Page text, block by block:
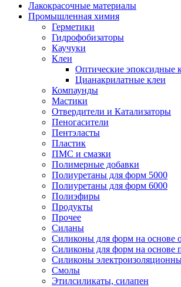
Лакокрасочные материалы
Промышленная химия
Герметики
Гидрофобизаторы
Каучуки
Клеи
Оптические
Цианакрилатные клеи
Компаунды
Мастики
Отвердители и Катализаторы
Пеногасители
Пентэласты
Пластик
ПМС и смазки
Полимерные добавки
Полиуретаны для форм 5000
Полиуретаны для форм 6000
Полиэфиры
Продукты
Прочее
Силаны
Силиконы для форм на основе
Силиконы для форм на основе
Силиконы
Смолы
Этилсиликаты, силапен